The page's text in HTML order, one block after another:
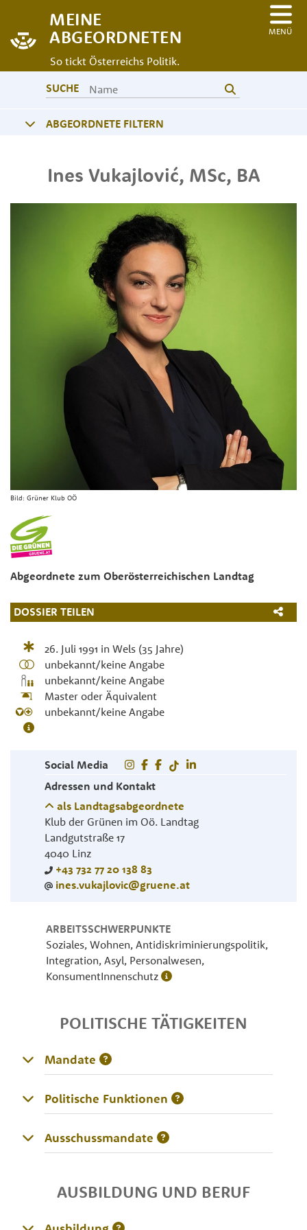
MEINE
ABGEORDNETEN
So tickt Österreichs Politik.
MENÜ
SUCHE
ABGEORDNETE FILTERN
Ines Vukajlović, MSc, BA
Bild: Grüner Klub OÖ
Abgeordnete zum Oberösterreichischen Landtag
DOSSIER TEILEN
26. Juli 1991 in Wels (35 Jahre)
unbekannt/keine Angabe
unbekannt/keine Angabe
Master oder Äquivalent
unbekannt/keine Angabe
Social Media
Adressen und Kontakt
als Landtagsabgeordnete
Klub der Grünen im Oö. Landtag
Landgutstraße 17
4040 Linz
+43 732 77 20 138 83
ines.vukajlovic@gruene.at
ARBEITSSCHWERPUNKTE
Soziales, Wohnen, Antidiskriminierungspolitik,
Integration, Asyl, Personalwesen,
KonsumentInnenschutz
POLITISCHE TÄTIGKEITEN
Mandate
Politische Funktionen
Ausschussmandate
AUSBILDUNG UND BERUF